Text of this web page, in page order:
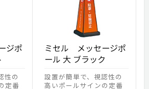
ジポ
性の
定番
ミセル メッセージポ
ール 大 ブラック
設置が簡単で、視認性の
高いポールサインの定番